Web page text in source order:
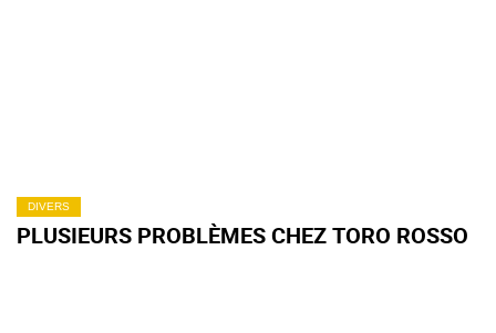
DIVERS
PLUSIEURS PROBLÈMES CHEZ TORO ROSSO